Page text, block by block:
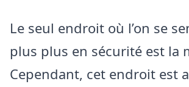
Le seul endroit où l’on se
plus plus en sécurité est la
Cependant, cet endroit est